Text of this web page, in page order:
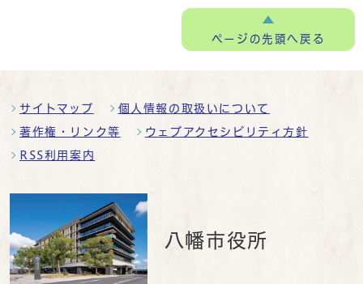
ページの先頭へ戻る
サイトマップ 個人情報の取扱いについて
著作権・リンク等 ウェブアクセシビリティ方針
RSS利用案内
八幡市役所